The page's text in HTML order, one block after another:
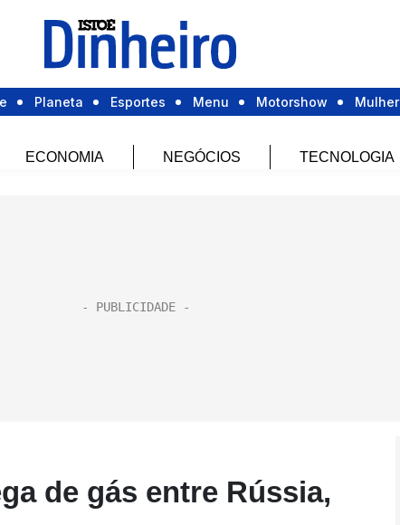
Planeta Esportes Menu Motorshow Mulher
ECONOMIA NEGÓCIOS TECNOLOGIA
de gás entre Rússia,